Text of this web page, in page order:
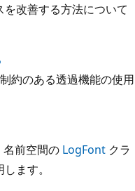
改善する方法について
約のある透過機能の使用
名前空間の LogFont クラ
ます。